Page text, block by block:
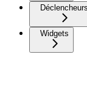
Déclencheurs
Widgets